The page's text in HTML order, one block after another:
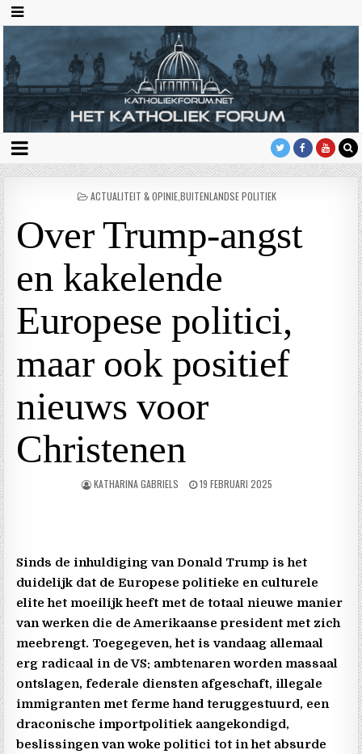
GEPLAATST
ACTUALITEIT & OPINIEBUITENLANDSE POLITIEK
Over Trump-angst
en kakelende
Europese politici,
maar ook positief
nieuws voor
Christenen
KATHARINA GABRIELS 19 FEBRUARI 2025
Sinds de inhuldiging van Donald Trump is het
duidelijk dat de Europese politieke en culturele
elite het moeilijk heeft met de totaal nieuwe manier
van werken die de Amerikaanse president met zich
meebrengt. Toegegeven, het is vandaag allemaal
erg radicaal in de VS: ambtenaren worden massaal
ontslagen, federale diensten afgeschaft, illegale
immigranten met ferme hand teruggestuurd, een
draconische importpolitiek aangekondigd,
beslissingen van woke politici tot in het absurde